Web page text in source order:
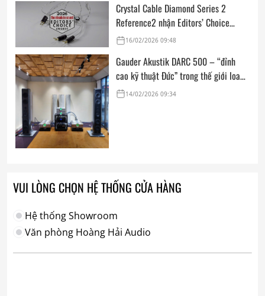
Crystal Cable Diamond Series 2
Reference2 nhận Editors’ Choice
Award: Dedicated Audio 2026 từ The
16/02/2026 09:48
Gauder Akustik DARC 500 – “đỉnh
cao kỹ thuật Đức” trong thế giới loa
hi-end tham chiếu
14/02/2026 09:34
VUI LÒNG CHỌN HỆ THỐNG CỬA HÀNG
Hệ thống Showroom
Văn phòng Hoàng Hải Audio